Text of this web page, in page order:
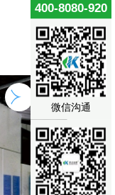
400-8080-920
微信沟通